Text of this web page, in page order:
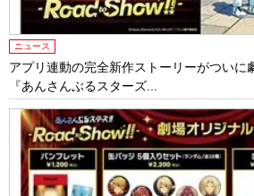
ニュース
アプリ連動の完全新作ストーリーがついに
『あんさんぶるスターズ...